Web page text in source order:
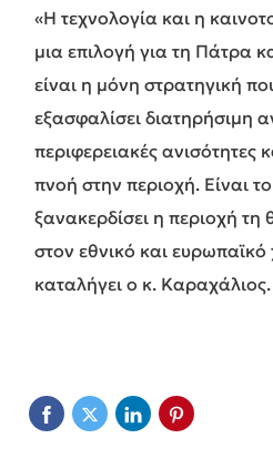
«Η τεχνολογία και η
μια επιλογή για τη Πάτρα
είναι η μόνη στρατηγική
εξασφαλίσει διατηρήσιμη
περιφερειακές ανισότητες
πνοή στην περιοχή. Είναι
ξανακερδίσει η περιοχή τη
στον εθνικό και
καταλήγει ο κ. Καραχάλιος.